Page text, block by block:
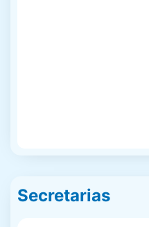
Secretarias